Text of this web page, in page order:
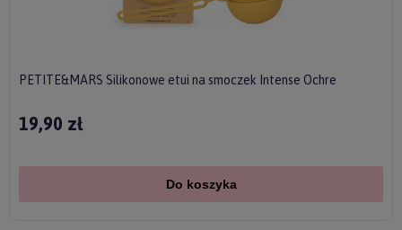
PETITE&MARS Silikonowe etui na smoczek Intense Ochre
19,90 zł
Do koszyka